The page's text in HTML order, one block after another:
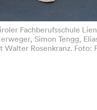
Fachberufsschule
Simon Tengg,
Walter Rosenkranz.